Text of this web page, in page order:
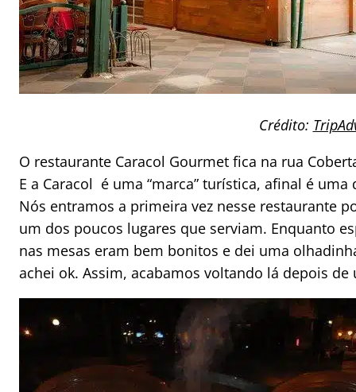
Crédito:
O restaurante Caracol Gourmet fica na rua
E a Caracol é uma “marca” turística, afinal é
Nós entramos a primeira vez nesse restaurante
um dos poucos lugares que serviam. Enquanto
nas mesas eram bem bonitos e dei uma
achei ok. Assim, acabamos voltando lá depois de